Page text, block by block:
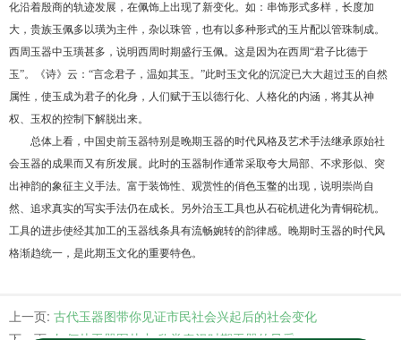
化沿着殷商的轨迹发展，在佩饰上出现了新变化。如：串饰形式多样，长度加
大，贵族玉佩多以璜为主件，杂以珠管，也有以多种形式的玉片配以管珠制成。
西周玉器中玉璜甚多，说明西周时期盛行玉佩。这是因为在西周“君子比德于
玉”。《诗》云：“言念君子，温如其玉。”此时玉文化的沉淀已大大超过玉的自然
属性，使玉成为君子的化身，人们赋于玉以德行化、人格化的内涵，将其从神
权、玉权的控制下解脱出来。
总体上看，中国史前玉器特别是晚期玉器的时代风格及艺术手法继承原始社
会玉器的成果而又有所发展。此时的玉器制作通常采取夸大局部、不求形似、突
出神韵的象征主义手法。富于装饰性、观赏性的俏色玉鳖的出现，说明崇尚自
然、追求真实的写实手法仍在成长。另外治玉工具也从石砣机进化为青铜砣机。
工具的进步使经其加工的玉器线条具有流畅婉转的韵律感。晚期时玉器的时代风
格渐趋统一，是此期玉文化的重要特色。
上一页: 古代玉器图带你见证市民社会兴起后的社会变化